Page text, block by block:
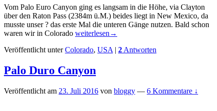
Vom Palo Euro Canyon ging es langsam in die Höhe, via Clayton
über den Raton Pass (2384m ü.M.) beides liegt in New Mexico, da
musste unser ? das erste Mal die unteren Gänge nutzen. Bald schon
waren wir in Colorado Trinidad
Park
weiterlesen →
Veröffentlicht unter Colorado, USA | 2 Antworten
Palo Duro Canyon
Veröffentlicht am 23. Juli 2016 von bloggy — 6 Kommentare ↓